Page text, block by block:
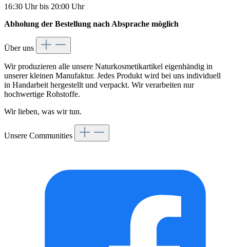
16:30 Uhr bis 20:00 Uhr
Abholung der Bestellung nach Absprache möglich
Über uns
Wir produzieren alle unsere Naturkosmetikartikel eigenhändig in
unserer kleinen Manufaktur. Jedes Produkt wird bei uns individuell
in Handarbeit hergestellt und verpackt. Wir verarbeiten nur
hochwertige Rohstoffe.
Wir lieben, was wir tun.
Unsere Communities